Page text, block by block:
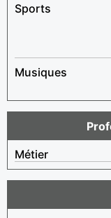
Sports
Musiques
Métier